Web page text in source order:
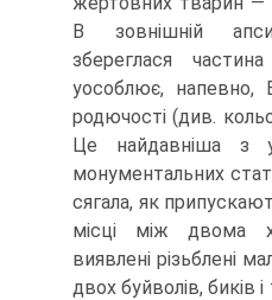
В зовнішній
збереглася
уособлює, напевно,
родючості (див.
Це найдав­ніша з
монументальних
сягала, як
місці між двома
виявлені різьблені
двох буйволів, биків